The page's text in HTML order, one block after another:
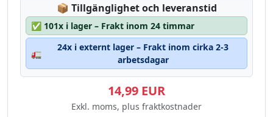
📦 Lagerstatus:
Tillgänglighet och leveranstid
✅ 101x i lager – Frakt inom 24 timmar
🚛
24x i externt lager – Frakt inom cirka 2-3
arbetsdagar
14,99 EUR
Exkl. moms, plus fraktkostnader